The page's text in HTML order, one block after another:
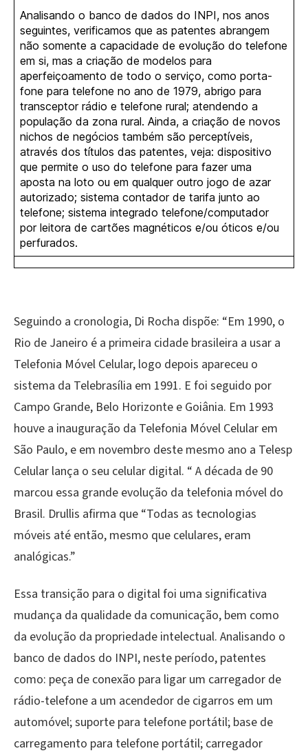
Analisando o banco de dados do INPI, nos anos
seguintes, verificamos que as patentes abrangem
não somente a capacidade de evolução do telefone
em si, mas a criação de modelos para
aperfeiçoamento de todo o serviço, como porta-
fone para telefone no ano de 1979, abrigo para
transceptor rádio e telefone rural; atendendo a
população da zona rural. Ainda, a criação de novos
nichos de negócios também são perceptíveis,
através dos títulos das patentes, veja: dispositivo
que permite o uso do telefone para fazer uma
aposta na loto ou em qualquer outro jogo de azar
autorizado; sistema contador de tarifa junto ao
telefone; sistema integrado telefone/computador
por leitora de cartões magnéticos e/ou óticos e/ou
perfurados.
Seguindo a cronologia, Di Rocha dispõe: “Em 1990, o
Rio de Janeiro é a primeira cidade brasileira a usar a
Telefonia Móvel Celular, logo depois apareceu o
sistema da Telebrasília em 1991. E foi seguido por
Campo Grande, Belo Horizonte e Goiânia. Em 1993
houve a inauguração da Telefonia Móvel Celular em
São Paulo, e em novembro deste mesmo ano a Telesp
Celular lança o seu celular digital. “ A década de 90
marcou essa grande evolução da telefonia móvel do
Brasil. Drullis afirma que “Todas as tecnologias
móveis até então, mesmo que celulares, eram
analógicas.”
Essa transição para o digital foi uma significativa
mudança da qualidade da comunicação, bem como
da evolução da propriedade intelectual. Analisando o
banco de dados do INPI, neste período, patentes
como: peça de conexão para ligar um carregador de
rádio-telefone a um acendedor de cigarros em um
automóvel; suporte para telefone portátil; base de
carregamento para telefone portátil; carregador